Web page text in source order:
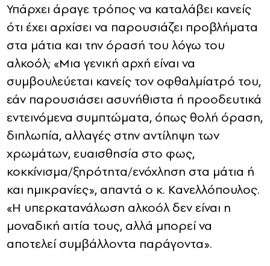
Υπάρχει άραγε τρόπος να καταλάβει κανείς
ότι έχει αρχίσει να παρουσιάζει προβλήματα
στα μάτια και την όρασή του λόγω του
αλκοόλ; «Μια γενική αρχή είναι να
συμβουλεύεται κανείς τον οφθαλμίατρό του,
εάν παρουσιάσει ασυνήθιστα ή προοδευτικά
εντεινόμενα συμπτώματα, όπως θολή όραση,
διπλωπία, αλλαγές στην αντίληψη των
χρωμάτων, ευαισθησία στο φως,
κοκκίνισμα/ξηρότητα/ενόχληση στα μάτια ή
και ημικρανίες», απαντά ο κ. Κανελλόπουλος.
«Η υπερκατανάλωση αλκοόλ δεν είναι η
μοναδική αιτία τους, αλλά μπορεί να
αποτελεί συμβάλλοντα παράγοντα».